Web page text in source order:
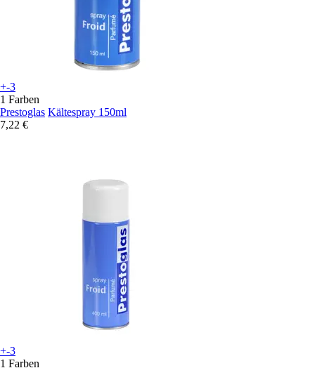
+-3
1 Farben
Prestoglas Kältespray 150ml
7,22 €
+-3
1 Farben